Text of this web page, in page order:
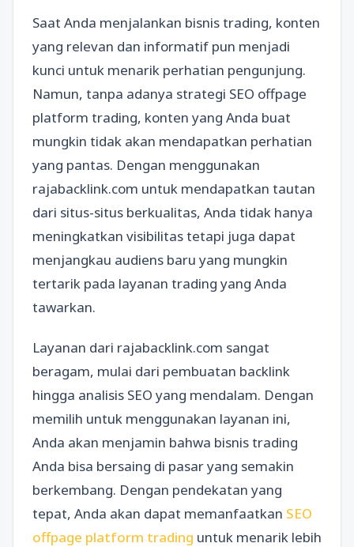
Saat Anda menjalankan bisnis trading, konten
yang relevan dan informatif pun menjadi
kunci untuk menarik perhatian pengunjung.
Namun, tanpa adanya strategi SEO offpage
platform trading, konten yang Anda buat
mungkin tidak akan mendapatkan perhatian
yang pantas. Dengan menggunakan
rajabacklink.com untuk mendapatkan tautan
dari situs-situs berkualitas, Anda tidak hanya
meningkatkan visibilitas tetapi juga dapat
menjangkau audiens baru yang mungkin
tertarik pada layanan trading yang Anda
tawarkan.
Layanan dari rajabacklink.com sangat
beragam, mulai dari pembuatan backlink
hingga analisis SEO yang mendalam. Dengan
memilih untuk menggunakan layanan ini,
Anda akan menjamin bahwa bisnis trading
Anda bisa bersaing di pasar yang semakin
berkembang. Dengan pendekatan yang
tepat, Anda akan dapat memanfaatkan SEO
offpage platform trading untuk menarik lebih